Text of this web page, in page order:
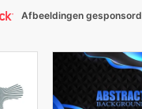
Afbeeldingen gesponsord